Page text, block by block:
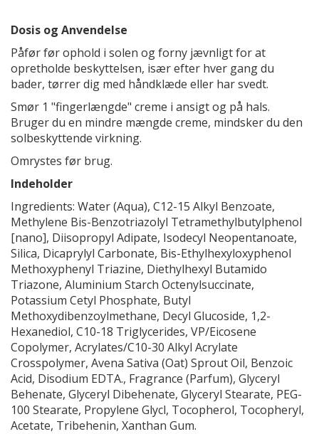
Dosis og Anvendelse
Påfør før ophold i solen og forny jævnligt for at
opretholde beskyttelsen, især efter hver gang du
bader, tørrer dig med håndklæde eller har svedt.
Smør 1 "fingerlængde" creme i ansigt og på hals.
Bruger du en mindre mængde creme, mindsker du den
solbeskyttende virkning.
Omrystes før brug.
Indeholder
Ingredients: Water (Aqua), C12-15 Alkyl Benzoate,
Methylene Bis-Benzotriazolyl Tetramethylbutylphenol
[nano], Diisopropyl Adipate, Isodecyl Neopentanoate,
Silica, Dicaprylyl Carbonate, Bis-Ethylhexyloxyphenol
Methoxyphenyl Triazine, Diethylhexyl Butamido
Triazone, Aluminium Starch Octenylsuccinate,
Potassium Cetyl Phosphate, Butyl
Methoxydibenzoylmethane, Decyl Glucoside, 1,2-
Hexanediol, C10-18 Triglycerides, VP/Eicosene
Copolymer, Acrylates/C10-30 Alkyl Acrylate
Crosspolymer, Avena Sativa (Oat) Sprout Oil, Benzoic
Acid, Disodium EDTA., Fragrance (Parfum), Glyceryl
Behenate, Glyceryl Dibehenate, Glyceryl Stearate, PEG-
100 Stearate, Propylene Glycl, Tocopherol, Tocopheryl,
Acetate, Tribehenin, Xanthan Gum.